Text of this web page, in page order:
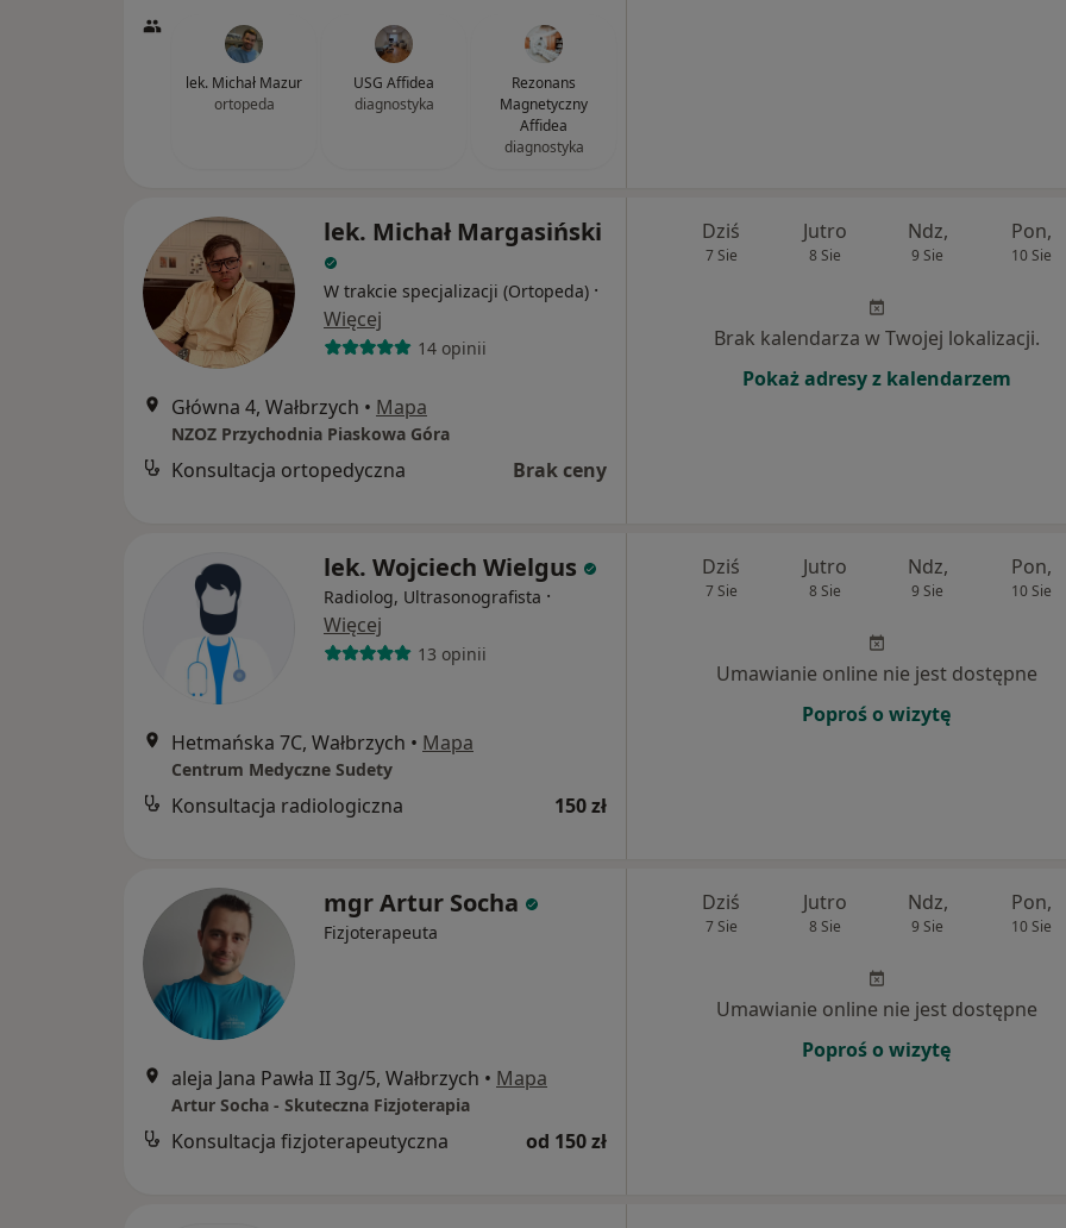
lek. Michał Mazur
ortopeda
USG Affidea
diagnostyka
Rezonans
Magnetyczny
Affidea
diagnostyka
lek. Michał Margasiński
W trakcie specjalizacji (Ortopeda) ·
Więcej
14 opinii
Główna 4, Wałbrzych • Mapa
NZOZ Przychodnia Piaskowa Góra
Konsultacja ortopedyczna Brak ceny
Dziś
7 Sie
Jutro
8 Sie
Ndz,
9 Sie
Pon,
10 Sie
Brak kalendarza w Twojej lokalizacji.
Pokaż adresy z kalendarzem
lek. Wojciech Wielgus
Radiolog, Ultrasonografista ·
Więcej
13 opinii
Hetmańska 7C, Wałbrzych • Mapa
Centrum Medyczne Sudety
Konsultacja radiologiczna 150 zł
Dziś
7 Sie
Jutro
8 Sie
Ndz,
9 Sie
Pon,
10 Sie
Umawianie online nie jest dostępne
Poproś o wizytę
mgr Artur Socha
Fizjoterapeuta
aleja Jana Pawła II 3g/5, Wałbrzych • Mapa
Artur Socha - Skuteczna Fizjoterapia
Konsultacja fizjoterapeutyczna od 150 zł
Dziś
7 Sie
Jutro
8 Sie
Ndz,
9 Sie
Pon,
10 Sie
Umawianie online nie jest dostępne
Poproś o wizytę